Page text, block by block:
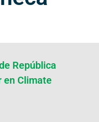
República
en Climate